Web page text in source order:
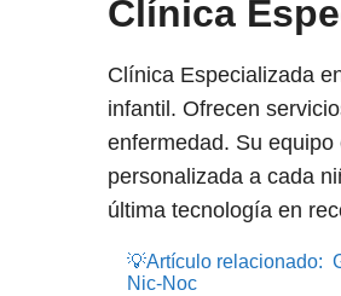
Clínica
Clínica Especializada
infantil. Ofrecen
enfermedad. Su
personalizada a cada
última tecnología en
💡Artículo relacionado:
Nic-Noc